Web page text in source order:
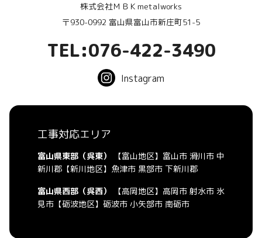
株式会社ＭＢＫmetalworks
〒930-0992 富山県富山市新庄町51-5
TEL:076-422-3490
Instagram
工事対応エリア
富山県東部（呉東）
【富山地区】富山市 滑川市 中
新川郡【新川地区】魚津市 黒部市 下新川郡
富山県西部（呉西）
【高岡地区】高岡市 射水市 氷
見市【砺波地区】砺波市 小矢部市 南砺市